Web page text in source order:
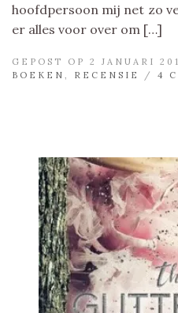
hoofdpersoon mij net zo
er alles voor over om […]
GEPOST OP 2 JANUARI
BOEKEN
RECENSIE / 4